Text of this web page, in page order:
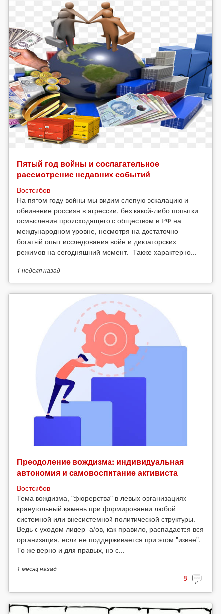
Пятый год войны и сослагательное
рассмотрение недавних событий
Востсибов
На пятом году войны мы видим слепую эскалацию и
обвинение россиян в агрессии, без какой-либо попытки
осмысления происходящего с обществом в РФ на
международном уровне, несмотря на достаточно
богатый опыт исследования войн и диктаторских
режимов на сегодняшний момент. Также характерно...
1 неделяназад
Преодоление вождизма: индивидуальная
автономия и самовоспитание активиста
Востсибов
Тема вождизма, "фюрерства" в левых организациях —
краеугольный камень при формировании любой
системной или внесистемной политической структуры.
Ведь с уходом лидер_а/ов, как правило, распадается вся
организация, если не поддерживается при этом "извне".
То же верно и для правых, но с...
1 месяцназад
8